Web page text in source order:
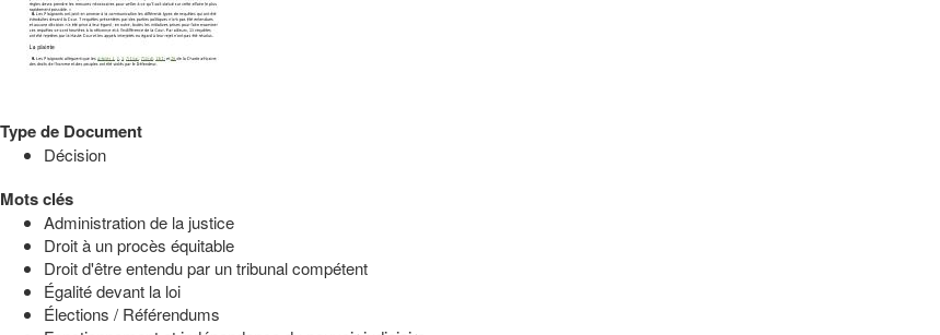
Type de Document
Décision
Mots clés
Administration de la justice
Droit à un procès équitable
Droit d'être entendu par un tribunal compétent
Égalité devant la loi
Élections / Référendums